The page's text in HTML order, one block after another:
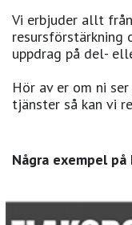
Vi erbjuder allt
resursförstärkning
uppdrag på del-
Hör av er om ni
tjänster så kan vi
Några exempel